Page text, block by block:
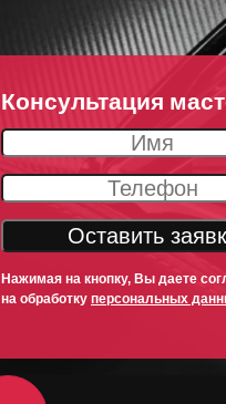
Консультация
Оставить
Нажимая на кнопку, Вы даете
на обработку персональных